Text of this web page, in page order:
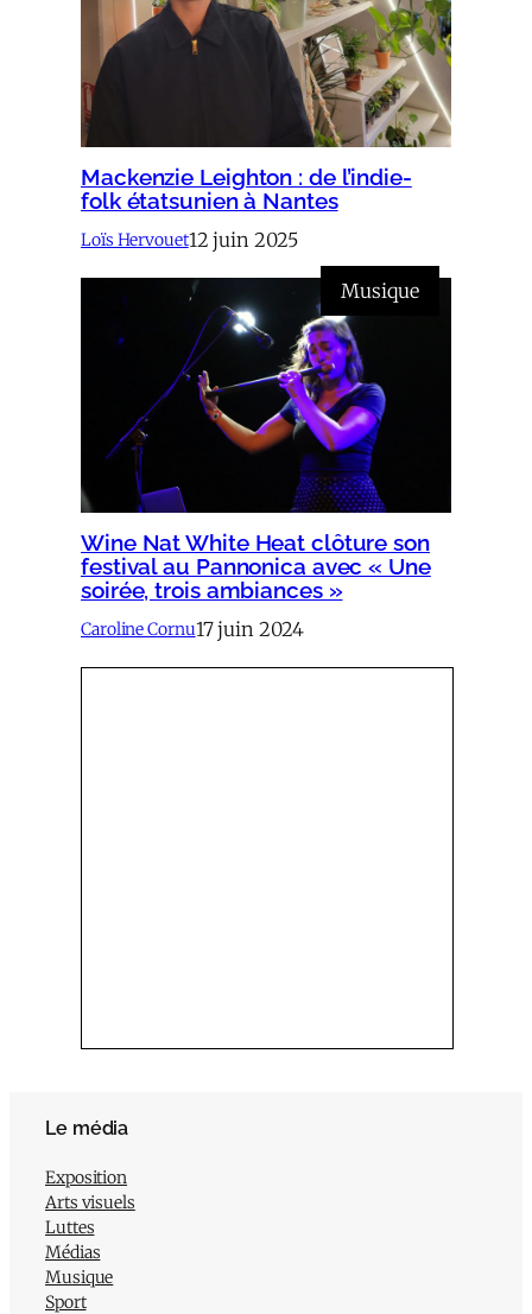
Mackenzie Leighton : de l’indie-
folk étatsunien à Nantes
Loïs Hervouet12 juin 2025
Musique
Wine Nat White Heat clôture son
festival au Pannonica avec « Une
soirée, trois ambiances »
Caroline Cornu17 juin 2024
Le média
Exposition
Arts visuels
Luttes
Médias
Musique
Sport